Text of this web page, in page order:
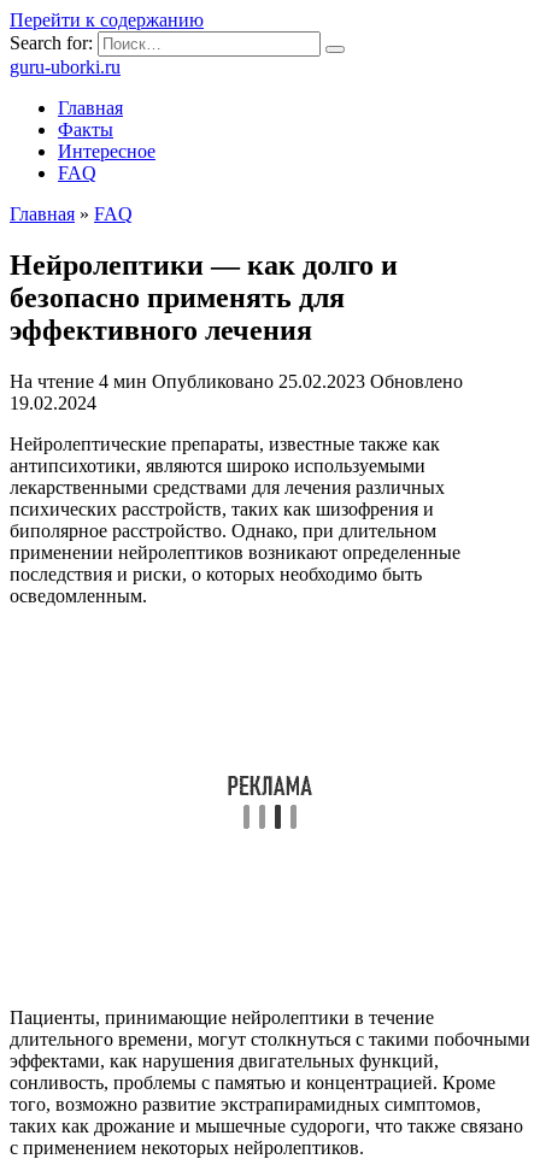
Перейти к содержанию
Search for:
guru-uborki.ru
Главная
Факты
Интересное
FAQ
Главная » FAQ
Нейролептики — как долго и
безопасно применять для
эффективного лечения
На чтение 4 мин Опубликовано 25.02.2023 Обновлено
19.02.2024
Нейролептические препараты, известные также как
антипсихотики, являются широко используемыми
лекарственными средствами для лечения различных
психических расстройств, таких как шизофрения и
биполярное расстройство. Однако, при длительном
применении нейролептиков возникают определенные
последствия и риски, о которых необходимо быть
осведомленным.
Пациенты, принимающие нейролептики в течение
длительного времени, могут столкнуться с такими побочными
эффектами, как нарушения двигательных функций,
сонливость, проблемы с памятью и концентрацией. Кроме
того, возможно развитие экстрапирамидных симптомов,
таких как дрожание и мышечные судороги, что также связано
с применением некоторых нейролептиков.